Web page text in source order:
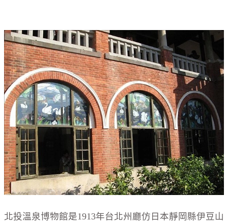
北投溫泉博物館是1913年台北州廳仿日本靜岡縣伊豆山